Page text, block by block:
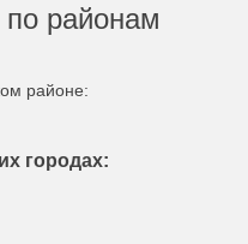
районам
районе:
городах: